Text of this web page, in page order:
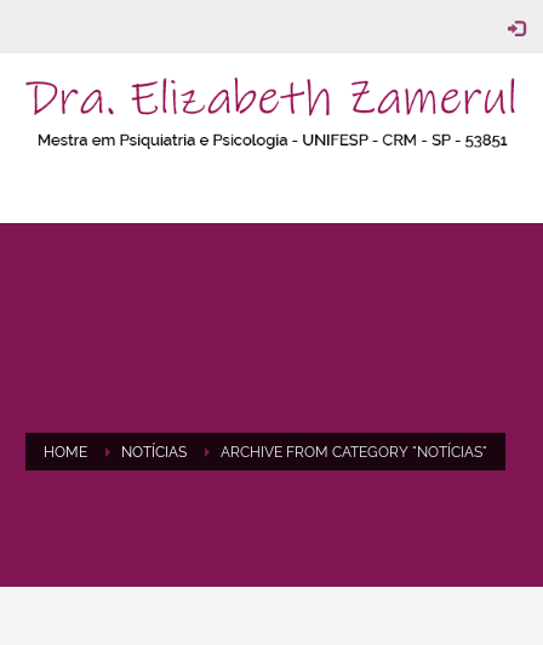
HOME NOTÍCIAS ARCHIVE FROM CATEGORY "NOTÍCIAS"